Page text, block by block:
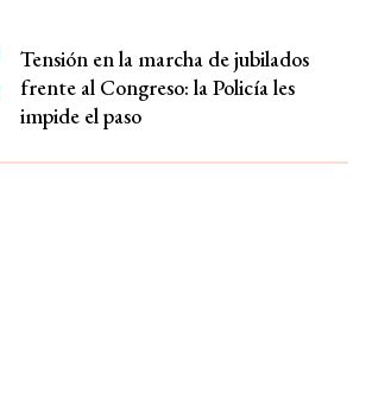
Tensión en la marcha de jubilados
frente al Congreso: la Policía les
impide el paso